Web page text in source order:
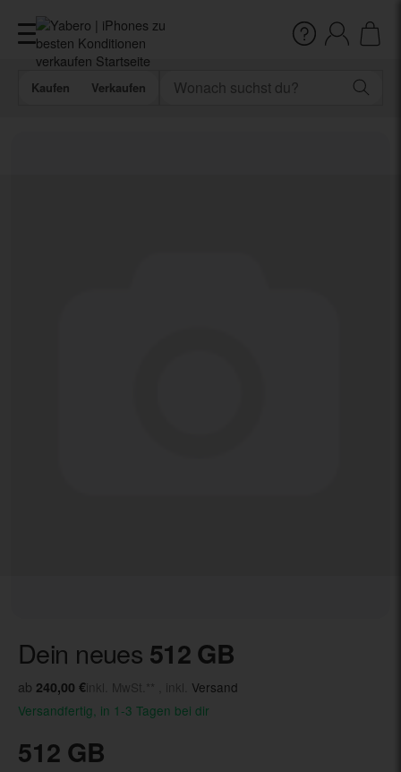
Kaufen Verkaufen
Dein neues 512 GB
ab 240,00 €inkl. MwSt.** , inkl. Versand
Versandfertig, in 1-3 Tagen bei dir
512 GB